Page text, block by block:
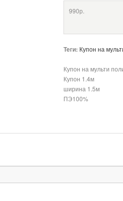
990р.
Теги: Купон на
Купон на мульти
Купон 1.4м
ширина 1.5м
ПЭ100%